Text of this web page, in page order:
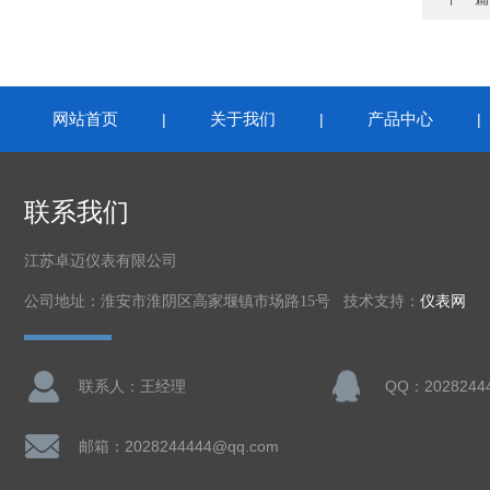
网站首页 | 关于我们 | 产品中心 |
联系我们
江苏卓迈仪表有限公司
公司地址：淮安市淮阴区高家堰镇市场路15号 技术支持： 仪表网
联系人：王经理 QQ：
邮箱：2028244444@qq.com